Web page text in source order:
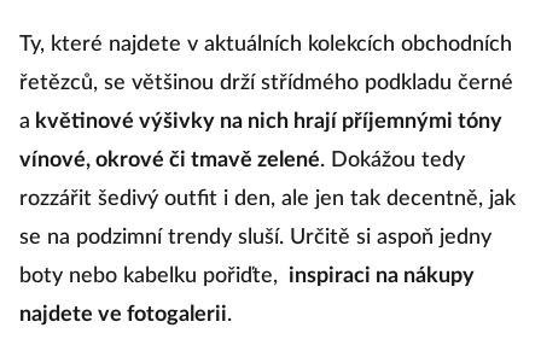
Ty, které najdete v aktuálních kolekcích obchodních
řetězců, se většinou drží střídmého podkladu černé
a květinové výšivky na nich hrají příjemnými tóny
vínové, okrové či tmavě zelené. Dokážou tedy
rozzářit šedivý outfit i den, ale jen tak decentně, jak
se na podzimní trendy sluší. Určitě si aspoň jedny
boty nebo kabelku pořiďte, inspiraci na nákupy
najdete ve fotogalerii.